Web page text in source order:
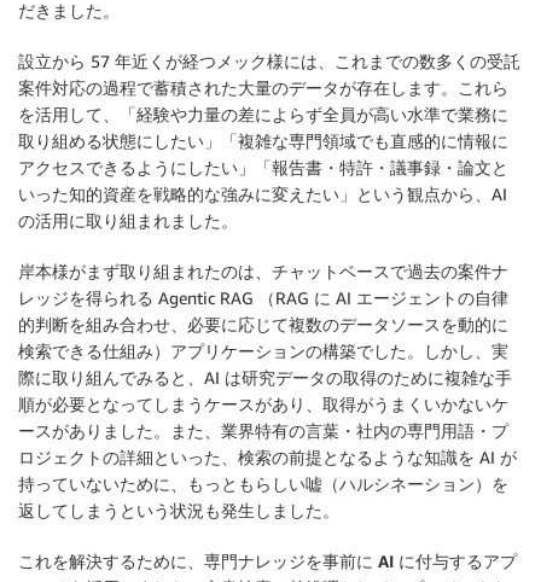
だきました。
設立から 57 年近くが経つメック様には、これまでの数多くの受託
案件対応の過程で蓄積された大量のデータが存在します。これら
を活用して、「経験や力量の差によらず全員が高い水準で業務に
取り組める状態にしたい」「複雑な専門領域でも直感的に情報に
アクセスできるようにしたい」「報告書・特許・議事録・論文と
いった知的資産を戦略的な強みに変えたい」という観点から、AI
の活用に取り組まれました。
岸本様がまず取り組まれたのは、チャットベースで過去の案件ナ
レッジを得られる Agentic RAG （RAG に AI エージェントの自律
的判断を組み合わせ、必要に応じて複数のデータソースを動的に
検索できる仕組み）アプリケーションの構築でした。しかし、実
際に取り組んでみると、AI は研究データの取得のために複雑な手
順が必要となってしまうケースがあり、取得がうまくいかないケ
ースがありました。また、業界特有の言葉・社内の専門用語・プ
ロジェクトの詳細といった、検索の前提となるような知識を AI が
持っていないために、もっともらしい嘘（ハルシネーション）を
返してしまうという状況も発生しました。
これを解決するために、 専門ナレッジを事前に AI に付与するアプ